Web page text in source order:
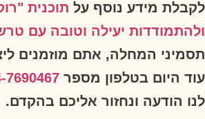
לקבלת מידע נוסף על תוכנית
ולהתמודדות יעילה וטובה עם
תסמיני המחלה, אתם מוזמנים
עוד היום בטלפון מספר 7690467
לנו הודעה ונחזור אליכם בהקדם.